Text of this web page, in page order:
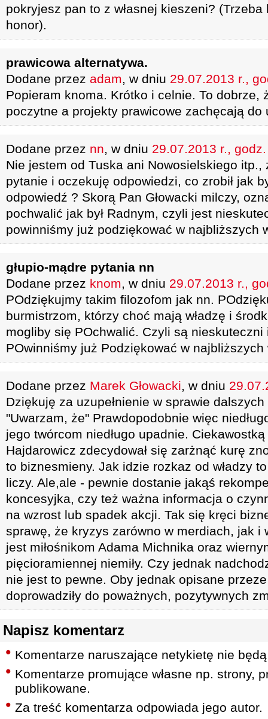
pokryjesz pan to z własnej kieszeni?
honor).
prawicowa alternatywa.
Dodane przez adam, w dniu 29.07.2013 r.,
Popieram knoma. Krótko i celnie. To dobrze,
poczytne a projekty prawicowe zachęcają do
Dodane przez nn, w dniu 29.07.2013 r.,
Nie jestem od Tuska ani Nowosielskiego itp.,
pytanie i oczekuję odpowiedzi, co zrobił jak
odpowiedź ? Skorą Pan Głowacki milczy,
pochwalić jak był Radnym, czyli jest
powinniśmy już podziękować w najbliższych
głupio-mądre pytania nn
Dodane przez knom, w dniu 29.07.2013 r.,
POdziękujmy takim filozofom jak nn.
burmistrzom, którzy choć mają władzę i
mogliby się POchwalić. Czyli są
POwinniśmy już Podziękować w najbliższych
Dodane przez Marek Głowacki, w dniu
Dziękuję za uzupełnienie w sprawie dalszych
"Uwarzam, że" Prawdopodobnie więc
jego twórcom niedługo upadnie.
Hajdarowicz zdecydował się zarżnąć kurę
to biznesmieny. Jak idzie rozkaz od władzy
liczy. Ale,ale - pewnie dostanie jakąś
koncesyjka, czy też ważna informacja o
na wzrost lub spadek akcji. Tak się kręci
sprawę, że kryzys zarówno w merdiach, jak i
jest miłośnikom Adama Michnika oraz
pięcioramiennej niemiły. Czy jednak
nie jest to pewne. Oby jednak opisane
doprowadziły do poważnych, pozytywnych
Napisz komentarz
Komentarze naruszające netykietę nie
Komentarze promujące własne np. strony,
publikowane.
Za treść komentarza odpowiada jego autor.